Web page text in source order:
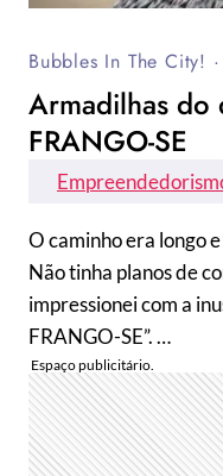
Bubbles In The City!
Armadilhas do
FRANGO-SE
O caminho era longo
Não tinha planos de
impressionei com a
FRANGO-SE”. …